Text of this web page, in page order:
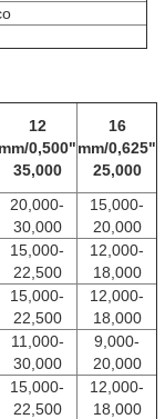
12
mm/0,500"
35,000
16
mm/0,625"
25,000
20,000-
30,000
15,000-
20,000
15,000-
22,500
12,000-
18,000
15,000-
22,500
12,000-
18,000
11,000-
30,000
9,000-
20,000
15,000-
22,500
12,000-
18,000